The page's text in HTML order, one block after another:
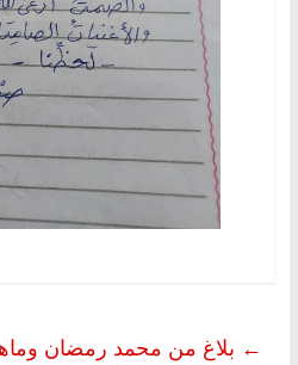
← بلاغ من محمد رمضان